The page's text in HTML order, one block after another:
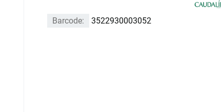
Barcode: 3522930003052